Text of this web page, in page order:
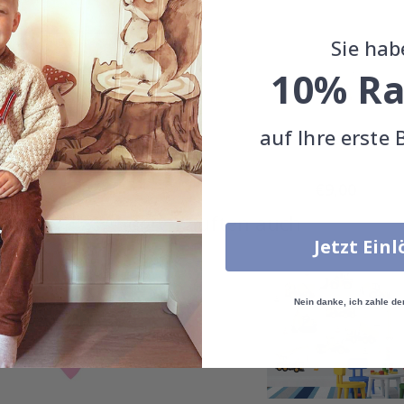
Special
Price
€9,00
Andere kauften auch
Sie
10%
auf Ihre erste
Jetzt
Nein danke, ich zahle